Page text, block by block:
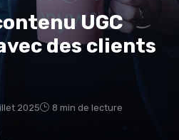
UGC
des clients
2025 8 min de lecture